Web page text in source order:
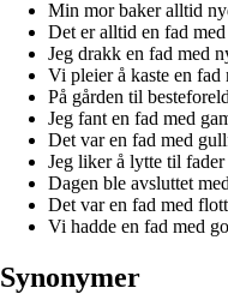
Min mor baker alltid
Det er alltid en fad
Jeg drakk en fad med
Vi pleier å kaste en fad
På gården til
Jeg fant en fad med
Det var en fad med
Jeg liker å lytte til
Dagen ble avsluttet
Det var en fad med
Vi hadde en fad med
Synonymer